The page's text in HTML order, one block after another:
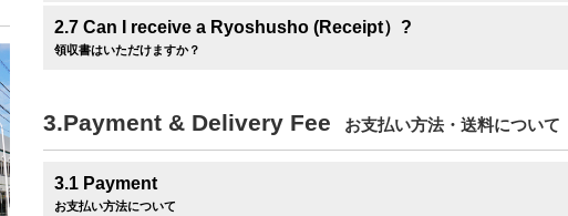
2.7 Can I receive a Ryoshusho (Receipt）?
領収書はいただけますか？
3.Payment & Delivery Fee お支払い方法・送料について
3.1 Payment
お支払い方法について